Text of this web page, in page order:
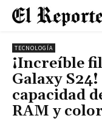
TECNOLOGÍA
¡Increíble
Galaxy
capacidad
RAM y